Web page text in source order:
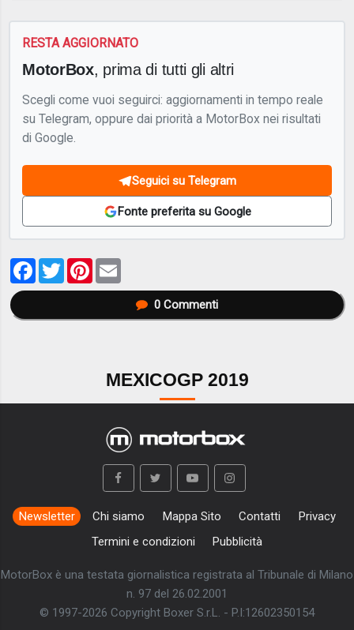
RESTA AGGIORNATO
MotorBox, prima di tutti gli altri
Scegli come vuoi seguirci: aggiornamenti in tempo reale
su Telegram, oppure dai priorità a MotorBox nei risultati
di Google.
Seguici su Telegram
Fonte preferita su Google
Facebook
TwitterPinterest
0Commenti
MEXICOGP 2019
Newsletter Chi siamo Mappa Sito Contatti
Privacy
Termini e condizioni
Pubblicità
MotorBox è una testata giornalistica registrata al Tribunale di Milano
n. 97 del 26.02.2001
© 1997-2026 Copyright Boxer S.r.L. - P.I:12602350154